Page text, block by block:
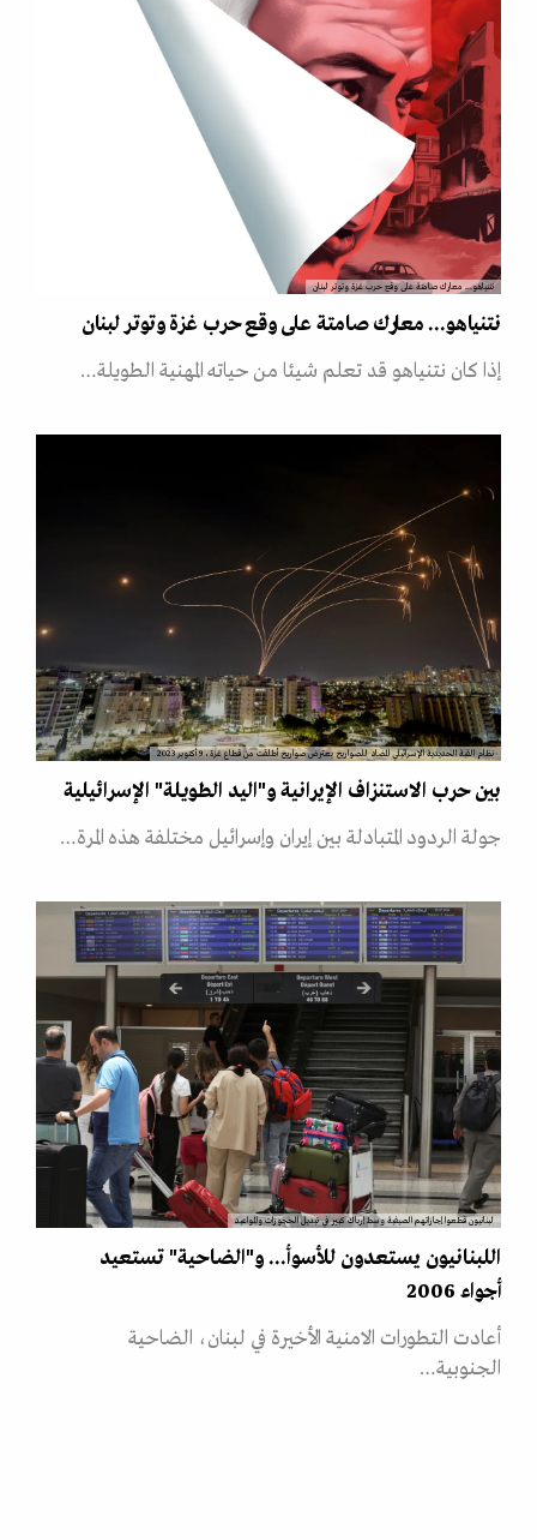
نتنياهو... معارك صامتة على وقع حرب غزة وتوتر لبنان
نتنياهو... معارك صامتة على وقع حرب غزة وتوتر لبنان
إذا كان نتنياهو قد تعلم شيئا من حياته المهنية الطويلة…
نظام القبة الحديدية الإسرائيلي المضاد للصواريخ يعترض صواريخ أطلقت من قطاع غزة، 9 أكتوبر 2023
بين حرب الاستنزاف الإيرانية و"اليد الطويلة" الإسرائيلية
جولة الردود المتبادلة بين إيران وإسرائيل مختلفة هذه المرة…
لبنانيون قطعوا إجازاتهم الصيفية وسط إرباك كبير في تبديل الحجوزات والمواعيد
اللبنانيون يستعدون للأسوأ... و"الضاحية" تستعيد
أجواء 2006
أعادت التطورات الامنية الأخيرة في لبنان، الضاحية
الجنوبية…